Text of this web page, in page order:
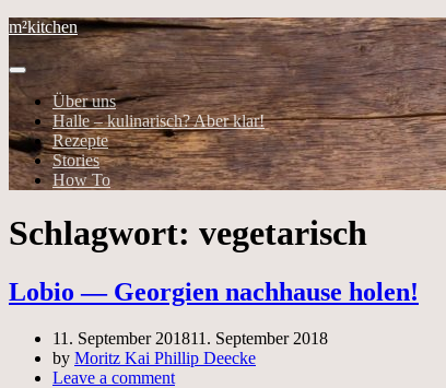
m²kitchen
Über uns
Halle – kulinarisch? Aber klar!
Rezepte
Stories
How To
Schlagwort: vegetarisch
Lobio — Georgien nachhause holen!
11. September 201811. September 2018
by Moritz Kai Phillip Deecke
Leave a comment